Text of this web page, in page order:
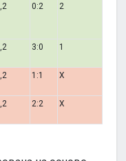
0:2 2
3:0 1
1:1 X
2:2 X